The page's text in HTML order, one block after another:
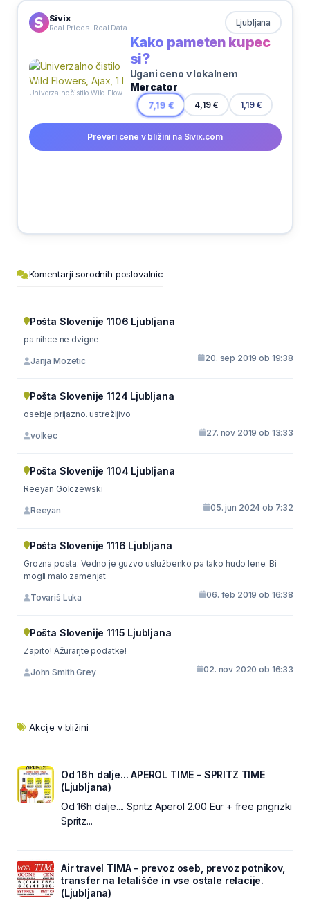
Sivix
Real Prices. Real Data Ljubljana
Univerzalno čistilo Wild Flowers, Ajax, 1 l
Kako pameten kupec
si?
Ugani ceno v lokalnem
Mercator
7,19 € 4,19 € 1,19 €
Preveri cene v bližini na Sivix.com
Komentarji sorodnih poslovalnic
Pošta Slovenije 1106 Ljubljana
pa nihce ne dvigne
Janja Mozetic 20. sep 2019 ob 19:38
Pošta Slovenije 1124 Ljubljana
osebje prijazno. ustrežljivo
volkec 27. nov 2019 ob 13:33
Pošta Slovenije 1104 Ljubljana
Reeyan Golczewski
Reeyan 05. jun 2024 ob 7:32
Pošta Slovenije 1116 Ljubljana
Grozna posta. Vedno je guzvo uslužbenko pa tako hudo lene. Bi
mogli malo zamenjat
Tovariš Luka 06. feb 2019 ob 16:38
Pošta Slovenije 1115 Ljubljana
Zaprto! Ažurarjte podatke!
John Smith Grey 02. nov 2020 ob 16:33
Akcije v bližini
Od 16h dalje... APEROL TIME - SPRITZ TIME
(Ljubljana)
Od 16h dalje.... Spritz Aperol 2.00 Eur + free prigrizki
Spritz...
Air travel TIMA - prevoz oseb, prevoz potnikov,
transfer na letališče in vse ostale relacije.
(Ljubljana)